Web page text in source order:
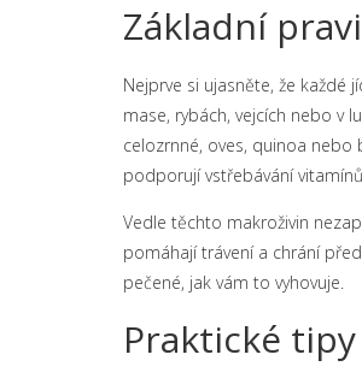
Základní
Nejprve si ujasněte, že každé
mase, rybách, vejcích nebo v
celozrnné, oves, quinoa nebo
podporují vstřebávání
Vedle těchto makroživin
pomáhají trávení a chrání
pečené, jak vám to vyhovuje.
Praktické